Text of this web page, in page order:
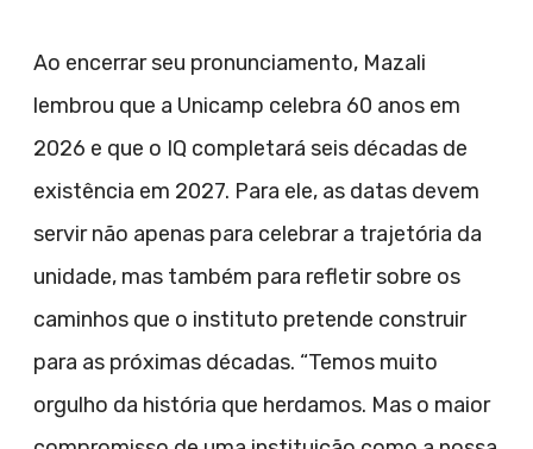
Ao encerrar seu pronunciamento, Mazali
lembrou que a Unicamp celebra 60 anos em
2026 e que o IQ completará seis décadas de
existência em 2027. Para ele, as datas devem
servir não apenas para celebrar a trajetória da
unidade, mas também para refletir sobre os
caminhos que o instituto pretende construir
para as próximas décadas. “Temos muito
orgulho da história que herdamos. Mas o maior